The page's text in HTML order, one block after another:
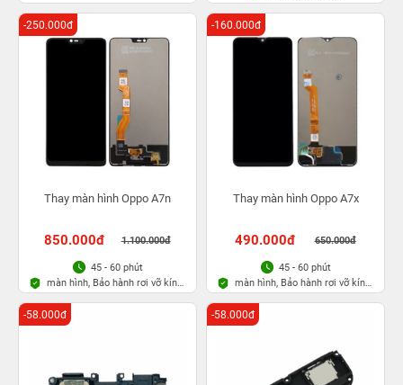
Thay màn hình Oppo A7n
850.000đ 1.100.000đ
-250.000đ
45 - 60 phút
màn hình, Bảo hành rơi vỡ kính
1 lần trong 3 tháng
Thay màn hình Oppo A7x
490.000đ 650.000đ
-160.000đ
45 - 60 phút
màn hình, Bảo hành rơi vỡ kính
1 lần trong 3 tháng
-58.000đ -58.000đ